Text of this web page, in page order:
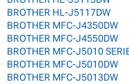
BROTHER HL-J5117DW
BROTHER MFC-J4350DW
BROTHER MFC-J4550DW
BROTHER MFC-J5010
BROTHER MFC-J5010DW
BROTHER MFC-J5013DW